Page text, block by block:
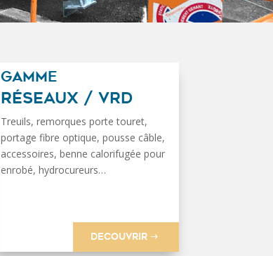
GAMME
RÉSEAUX / VRD
Treuils, remorques porte touret,
portage fibre optique, pousse câble,
accessoires, benne calorifugée pour
enrobé, hydrocureurs…
DECOUVRIR